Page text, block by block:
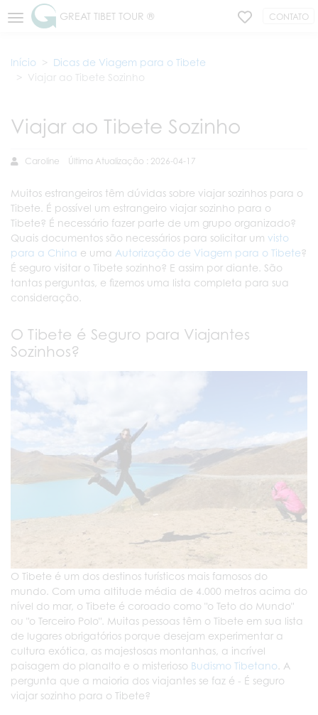
GREAT TIBET TOUR ® CONTATO
Início
Dicas de Viagem para o Tibete
Viajar ao Tibete Sozinho
Viajar ao Tibete Sozinho
Caroline Última Atualização : 2026-04-17
Muitos estrangeiros têm dúvidas sobre viajar sozinhos para o
Tibete. É possível um estrangeiro viajar sozinho para o
Tibete? É necessário fazer parte de um grupo organizado?
Quais documentos são necessários para solicitar um visto
para a China e uma Autorização de Viagem para o Tibete?
É seguro visitar o Tibete sozinho? E assim por diante. São
tantas perguntas, e fizemos uma lista completa para sua
consideração.
O Tibete é Seguro para Viajantes
Sozinhos?
O Tibete é um dos destinos turísticos mais famosos do
mundo. Com uma altitude média de 4.000 metros acima do
nível do mar, o Tibete é coroado como "o Teto do Mundo"
ou "o Terceiro Polo". Muitas pessoas têm o Tibete em sua lista
de lugares obrigatórios porque desejam experimentar a
cultura exótica, as majestosas montanhas, a incrível
paisagem do planalto e o misterioso Budismo Tibetano. A
pergunta que a maioria dos viajantes se faz é - É seguro
viajar sozinho para o Tibete?